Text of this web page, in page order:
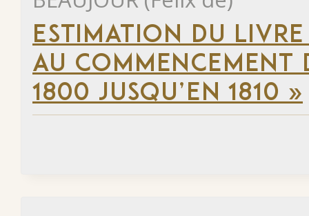
ESTIMATION DU
AU COMMENCEMENT
1800 JUSQU’EN 1810 »